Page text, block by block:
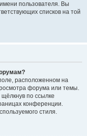
пользователя. Вы
списков на той
расположенном на
форума или темы.
по ссылке
конференции.
стиля.